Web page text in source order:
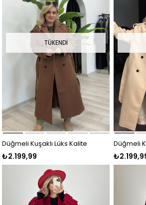
TÜKENDI
Düğmeli Kuşaklı Lüks Kalite
Kaşe Kaban KAHVE
₺2.199,99
Düğmeli
Kaşe